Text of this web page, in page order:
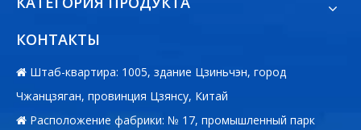
КОНТАКТЫ
 Штаб-квартира: 1005, здание Цзиньчэн, город
Чжанцзяган, провинция Цзянсу, Китай
 Расположение фабрики: № 17, промышленный парк